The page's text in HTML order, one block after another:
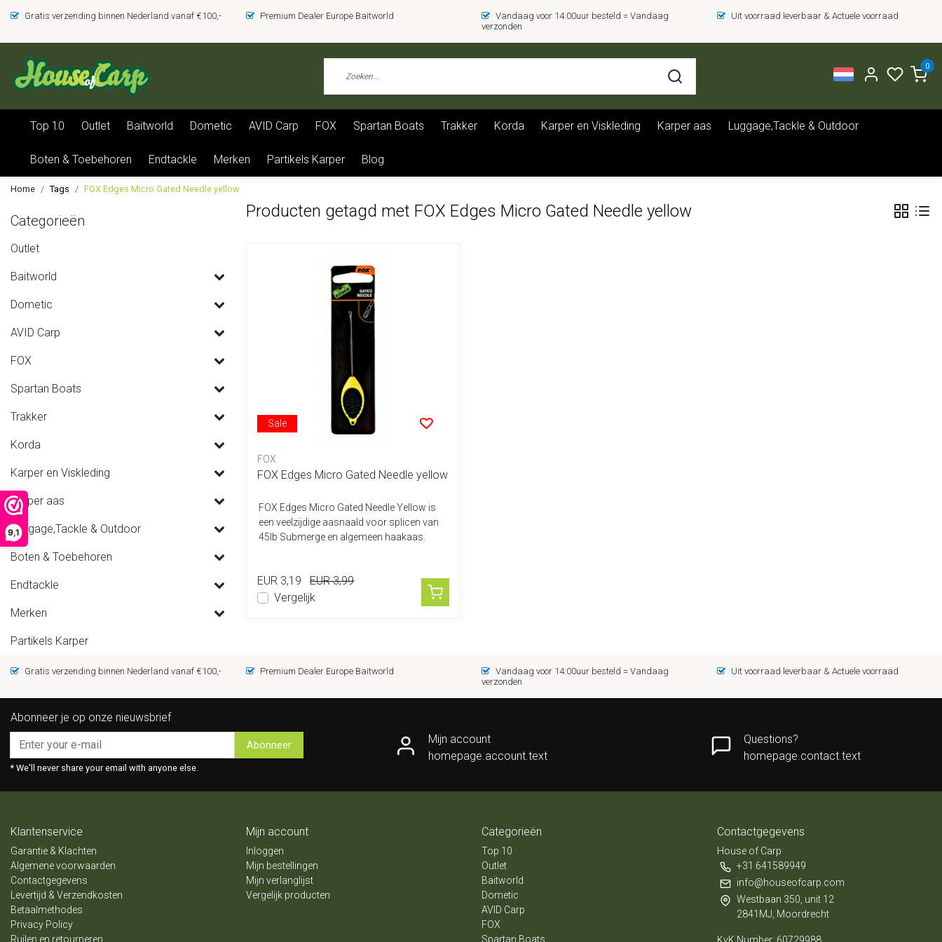
9,1
Gratis verzending binnen Nederland vanaf €100,- Premium Dealer Europe Baitworld
Vandaag voor 14:00uur besteld = Vandaag
verzonden
Uit voorraad leverbaar & Actuele voorraad
0
Top 10 Outlet Baitworld Dometic AVID Carp FOX Spartan Boats Trakker Korda Karper en Viskleding Karper aas Luggage,Tackle & Outdoor
Boten & Toebehoren Endtackle Merken Partikels Karper Blog
Home Tags FOX Edges Micro Gated Needle yellow
Categorieën
Outlet
Baitworld
Dometic
AVID Carp
FOX
Spartan Boats
Trakker
Korda
Karper en Viskleding
Karper aas
Luggage,Tackle & Outdoor
Boten & Toebehoren
Endtackle
Merken
Partikels Karper
Producten getagd met FOX Edges Micro Gated Needle yellow
Sale
FOX
FOX Edges Micro Gated Needle yellow
FOX Edges Micro Gated Needle Yellow is
een veelzijdige aasnaald voor splicen van
45lb Submerge en algemeen haakaas.
EUR 3,19
EUR 3,99
Vergelijk
Gratis verzending binnen Nederland vanaf €100,- Premium Dealer Europe Baitworld
Vandaag voor 14:00uur besteld = Vandaag
verzonden
Uit voorraad leverbaar & Actuele voorraad
Abonneer je op onze nieuwsbrief
Abonneer
* We'll never share your email with anyone else.
Mijn account
homepage.account.text
Questions?
homepage.contact.text
Klantenservice
Garantie & Klachten
Algemene voorwaarden
Contactgegevens
Levertijd & Verzendkosten
Betaalmethodes
Privacy Policy
Ruilen en retourneren
Mijn account
Inloggen
Mijn bestellingen
Mijn verlanglijst
Vergelijk producten
Categorieën
Top 10
Outlet
Baitworld
Dometic
AVID Carp
FOX
Spartan Boats
Contactgegevens
House of Carp
+31 641589949
info@houseofcarp.com
Westbaan 350, unit 12
2841MJ, Moordrecht